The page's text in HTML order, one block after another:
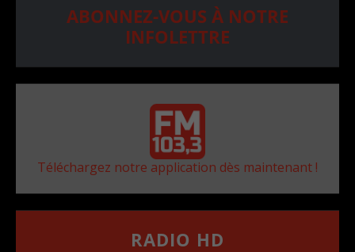
ABONNEZ-VOUS À NOTRE
INFOLETTRE
Téléchargez notre application dès maintenant !
RADIO HD